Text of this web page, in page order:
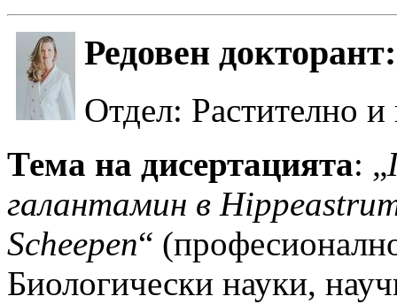
Редовен
Oтдел: Растително
Тема на дисертацията: „
галантамин в
Scheepen“
Биологически науки,